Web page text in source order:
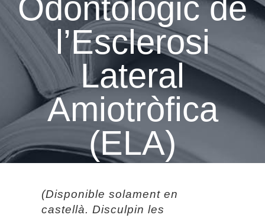
Odontològic de
l’Esclerosi
Lateral
Amiotròfica
(ELA)
(Disponible solament en
castellà. Disculpin les